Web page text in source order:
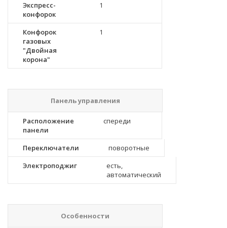
Экспресс-
конфорок
1
Конфорок
газовых
"Двойная
корона"
1
Панель управления
Расположение
панели
спереди
Переключатели
поворотные
Электроподжиг
есть,
автоматический
Особенности